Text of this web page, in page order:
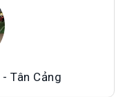
Tân Cảng